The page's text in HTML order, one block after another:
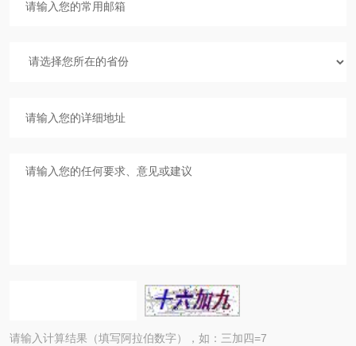
请输入计算结果（填写阿拉伯数字），如：三加四=7